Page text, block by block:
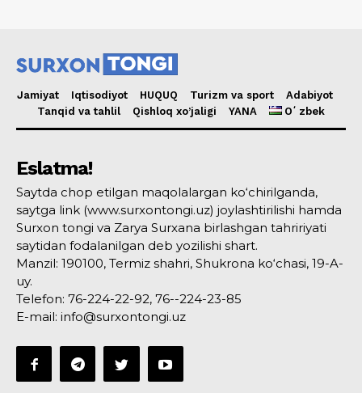
Jamiyat Iqtisodiyot HUQUQ Turizm va sport
Adabiyot
Tanqid va tahlil
Qishloq xo’jaligi YANA Oʻzbek
Eslatma!
Saytda chop etilgan maqolalargan ko‘chirilganda,
saytga link (www.surxontongi.uz) joylashtirilishi hamda
Surxon tongi va Zarya Surxana birlashgan tahririyati
saytidan fodalanilgan deb yozilishi shart.
Manzil: 190100, Termiz shahri, Shukrona ko‘chasi, 19-A-
uy.
Telefon: 76-224-22-92, 76--224-23-85
E-mail: info@surxontongi.uz